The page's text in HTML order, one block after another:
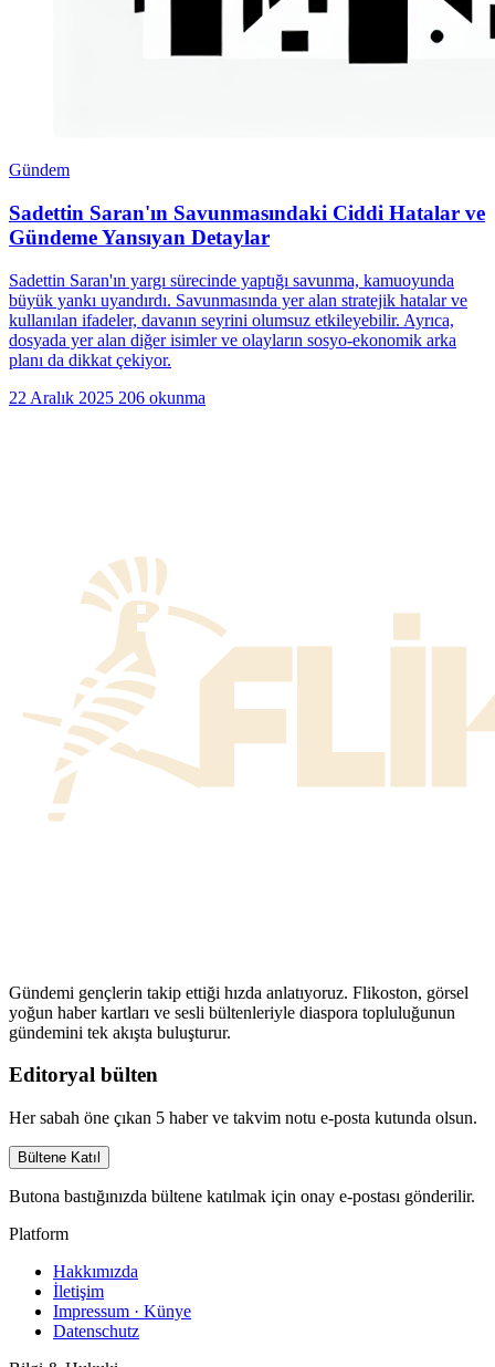
Gündem
Sadettin Saran'ın Savunmasındaki Ciddi Hatalar ve
Gündeme Yansıyan Detaylar
Sadettin Saran'ın yargı sürecinde yaptığı savunma, kamuoyunda
büyük yankı uyandırdı. Savunmasında yer alan stratejik hatalar ve
kullanılan ifadeler, davanın seyrini olumsuz etkileyebilir. Ayrıca,
dosyada yer alan diğer isimler ve olayların sosyo-ekonomik arka
planı da dikkat çekiyor.
22 Aralık 2025 206 okunma
Gündemi gençlerin takip ettiği hızda anlatıyoruz. Flikoston, görsel
yoğun haber kartları ve sesli bültenleriyle diaspora topluluğunun
gündemini tek akışta buluşturur.
Editoryal bülten
Her sabah öne çıkan 5 haber ve takvim notu e-posta kutunda olsun.
Bültene Katıl
Butona bastığınızda bültene katılmak için onay e-postası gönderilir.
Platform
Hakkımızda
İletişim
Impressum · Künye
Datenschutz